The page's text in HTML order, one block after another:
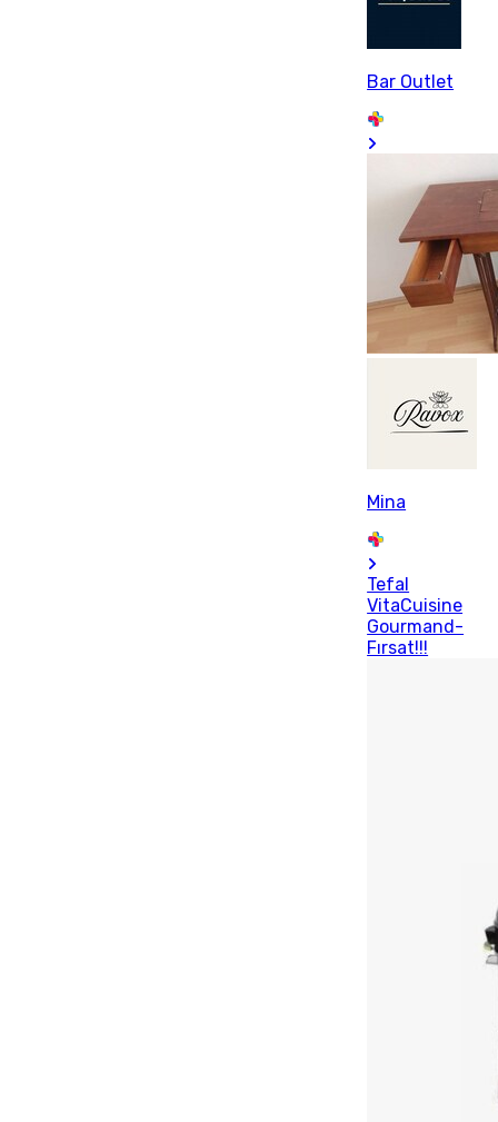
Bar Outlet
Mina
Tefal
VitaCuisine
Gourmand-
Fırsat!!!